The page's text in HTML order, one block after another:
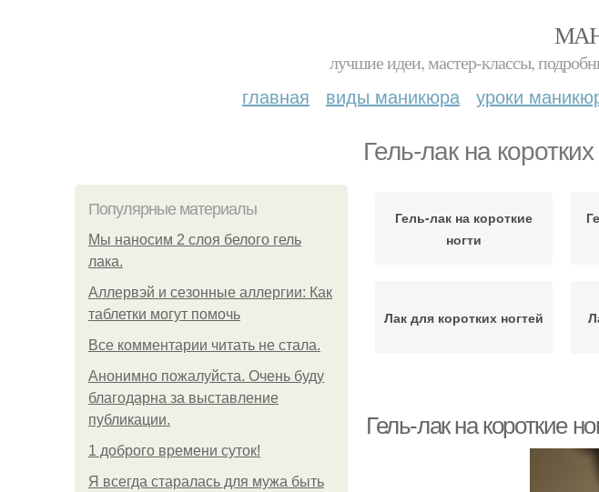
лучшие идеи, мастер-классы,
главная виды маникюра уроки
Гель-лак на коротких
Популярные материалы
Мы наносим 2 слоя белого гель
лака.
Аллервэй и сезонные аллергии: Как
таблетки могут помочь
Все комментарии читать не стала.
Анонимно пожалуйста. Очень буду
благодарна за выставление
публикации.
1 доброго времени суток!
Я всегда старалась для мужа быть
Гель-лак на короткие
ногти
Лак для коротких ногтей
ногтях
Гель-лак на короткие